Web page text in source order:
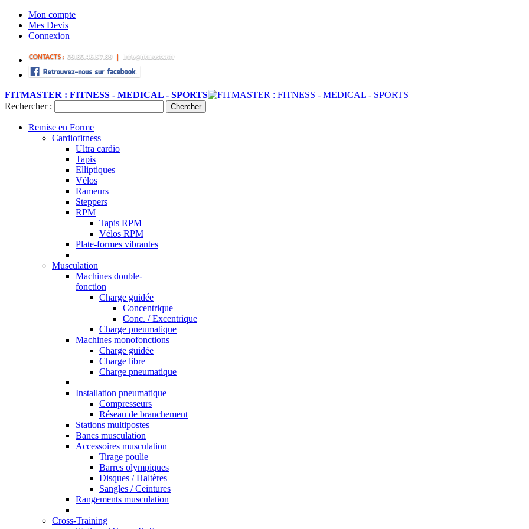
Mon compte
Mes Devis
Connexion
FITMASTER : FITNESS - MEDICAL - SPORTS
Rechercher :
Chercher
Remise en Forme
Cardiofitness
Ultra cardio
Tapis
Elliptiques
Vélos
Rameurs
Steppers
RPM
Tapis RPM
Vélos RPM
Plate-formes vibrantes
Musculation
Machines double-
fonction
Charge guidée
Concentrique
Conc. / Excentrique
Charge pneumatique
Machines monofonctions
Charge guidée
Charge libre
Charge pneumatique
Installation pneumatique
Compresseurs
Réseau de branchement
Stations multipostes
Bancs musculation
Accessoires musculation
Tirage poulie
Barres olympiques
Disques / Haltères
Sangles / Ceintures
Rangements musculation
Cross-Training